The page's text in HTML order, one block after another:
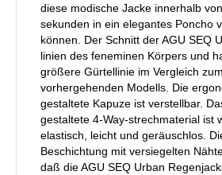
diese modische Jacke innerhalb
sekunden in ein elegantes Poncho
können. Der Schnitt der AGU SEQ
linien des feneminen Körpers und
größere Gürtellinie im Vergleich zum
vorhergehenden Modells. Die
gestaltete Kapuze ist verstellbar.
gestaltete 4-Way-strechmaterial ist
elastisch, leicht und geräuschlos.
Beschichtung mit versiegelten
daß die AGU SEQ Urban